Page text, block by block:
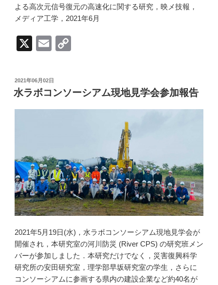
よる高次元信号復元の高速化に関する研究，映メ技報，
メディア工学，2021年6月
X
E
ail
y
Li
投
稿
日:
2021年06月02日
水ラボコンソーシアム現地見学会参加報告
2021年5月19日(水)，水ラボコンソーシアム現地見学会が
開催され，本研究室の河川防災 (River CPS) の研究班メン
バーが参加しました．本研究だけでなく，災害復興科学
研究所の安田研究室，理学部早坂研究室の学生，さらに
コンソーシアムに参画する県内の建設企業など約40名が